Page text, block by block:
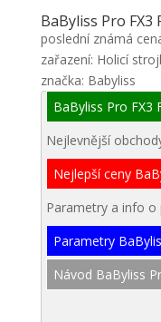
BaByliss Pro FX3
poslední známá
zařazení: Holicí
značka: Babyliss
BaByliss Pro FX3
Nejlevnější
Nejlepší ceny
Parametry a info o
Parametry
Návod BaByliss